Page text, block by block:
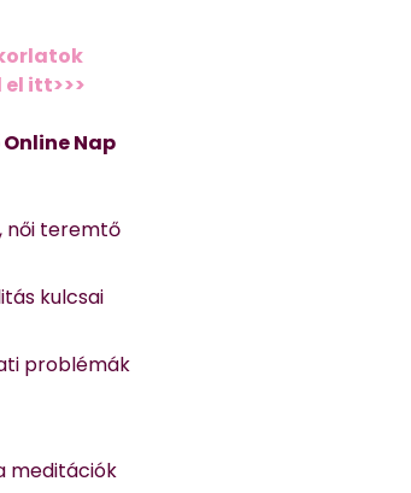
itt>>>
Online Nap
női teremtő
kulcsai
problémák
meditációk